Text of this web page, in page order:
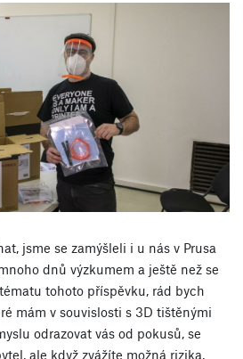
jsme se zamýšleli i u nás v Prusa
dnů výzkumem a ještě než se
tohoto příspěvku, rád bych
mám v souvislosti s 3D tištěnými
odrazovat vás od pokusů, se
ale když zvážíte možná rizika,